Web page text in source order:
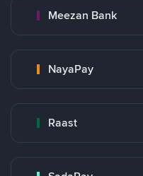
Meezan Bank
NayaPay
Raast